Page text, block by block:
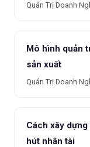
Quản Trị Doanh
Mô hình quản
sản xuất
Quản Trị Doanh
Cách xây
hút nhân tài